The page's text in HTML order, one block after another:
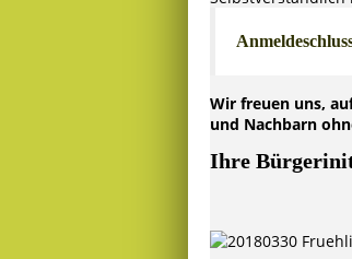
Wir freuen uns,
und Nachbarn
Ihre